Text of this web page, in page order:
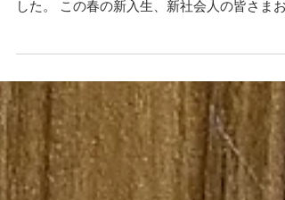
４月休診のお知らせ
した。 この春の新入生、新社会人の皆さまお
でとうございます。 これからのご活躍を祈念
たします。 さて、４月の休診日をご案内しま
す。 ４月休診日 ４月 ３日（木）休診日...